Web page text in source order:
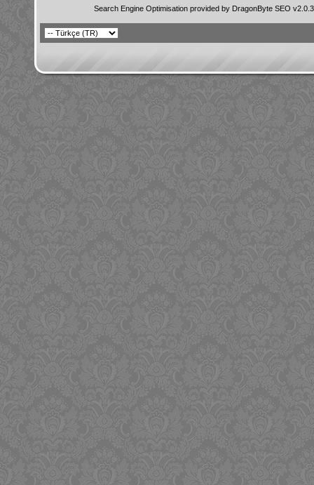
Search Engine Optimisation provided by DragonByte SEO